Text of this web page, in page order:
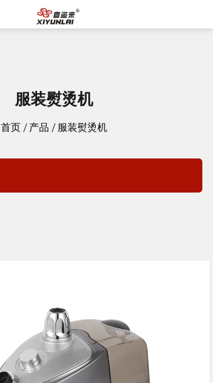
服装熨烫机
首页 / 产品 / 服装熨烫机